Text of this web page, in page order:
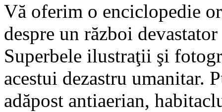
Vă oferim o enciclopedie
despre un război
Superbele ilustraţii şi
acestui dezastru umanitar.
adăpost antiaerian,